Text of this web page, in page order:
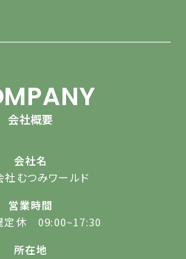
会社概要
会社名
社むつみワールド
営業時間
定休 09:00~17:30
所在地